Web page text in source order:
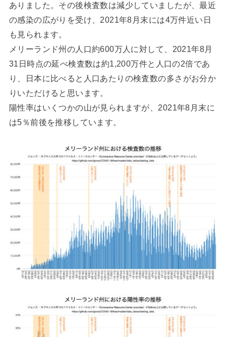
ありました。その後検査数は減少していましたが、最近
の感染の広がりを受け、2021年8月末には4万件近い日
も見られます。
メリーランド州の人口約600万人に対して、2021年8月
31日時点の延べ検査数は約1,200万件と人口の2倍であ
り、日本に比べると人口あたりの検査数の多さがお分か
りいただけると思います。
陽性率はいくつかの山が見られますが、2021年8月末に
は5％前後を推移しています。